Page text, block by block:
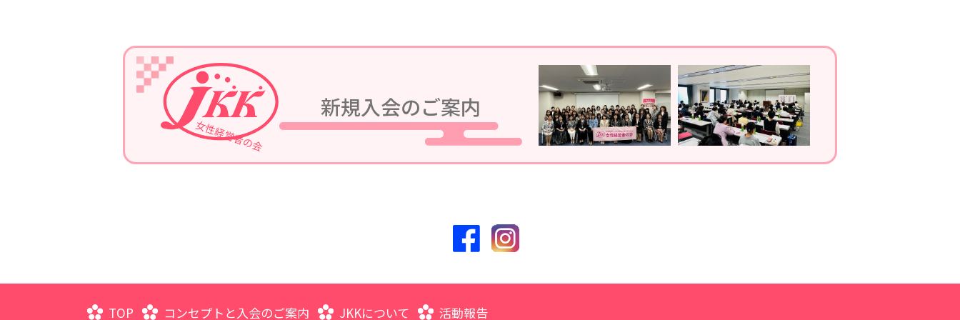
令和5年7月13日、第1回定例会議in湯河原が、湯河原温泉ホテルあかねにて開催されます。
2023/04/05
2023年4月19日、通常総会開催。新規入会のご案内
TOP コンセプトと入会のご案内 JKKについて 活動報告